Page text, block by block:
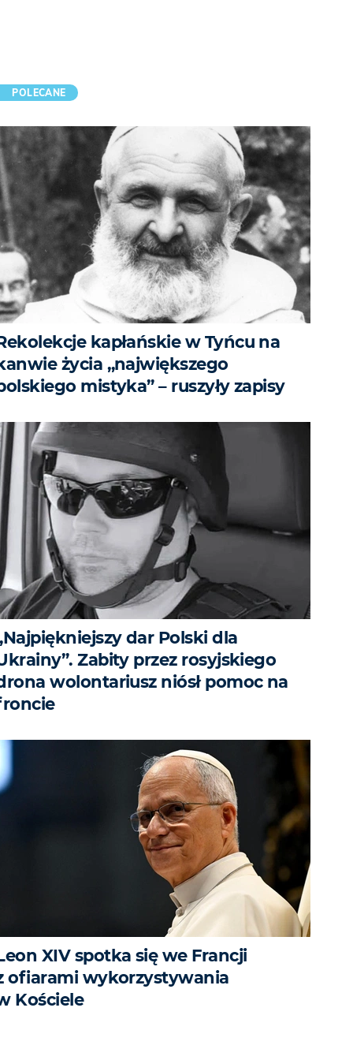
POLECANE
kapłańskie w Tyńcu na
życia „największego
mistyka” – ruszyły zapisy
dar Polski dla
Zabity przez rosyjskiego
wolontariusz niósł pomoc na
XIV spotka się we Francji
ofiarami wykorzystywania
Kościele